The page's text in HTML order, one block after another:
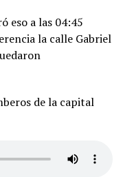
eso a las 04:45
la calle Gabriel
de la capital